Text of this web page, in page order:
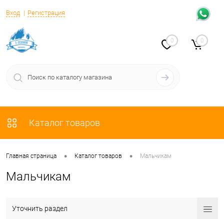
Вход Регистрация
0 0
Каталог товаров
Главная страница • Каталог товаров • Мальчикам
Мальчикам
Уточнить раздел